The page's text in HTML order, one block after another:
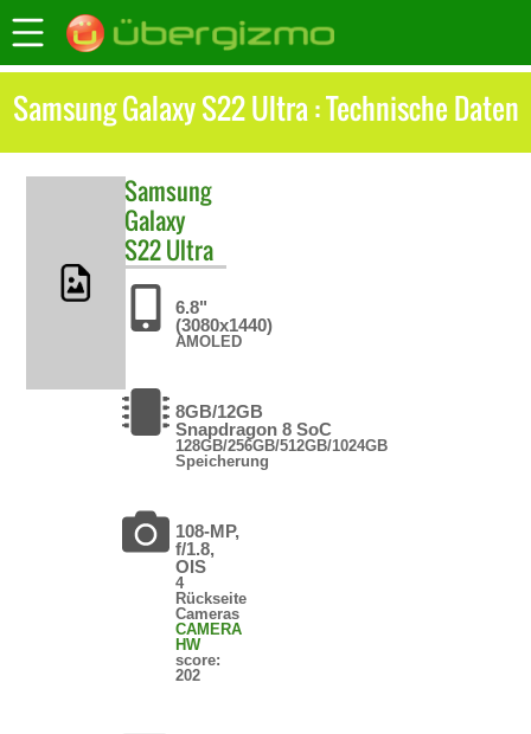
Samsung Galaxy S22 Ultra : Technische Daten
Samsung
Galaxy
S22 Ultra
6.8"
(3080x1440)
AMOLED
8GB/12GB
Snapdragon 8 SoC
128GB/256GB/512GB/1024GB
Speicherung
108-MP,
f/1.8,
OIS
4
Rückseite
Cameras
CAMERA
HW
score:
202